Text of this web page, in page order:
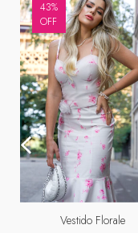
43%
OFF
Vestido Florale